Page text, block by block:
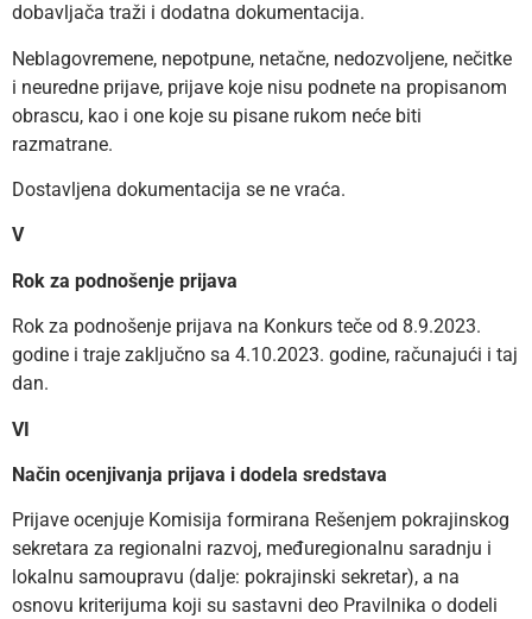
dobavljača traži i dodatna dokumentacija.
Neblagovremene, nepotpune, netačne, nedozvoljene, nečitke
i neuredne prijave, prijave koje nisu podnete na propisanom
obrascu, kao i one koje su pisane rukom neće biti
razmatrane.
Dostavljena dokumentacija se ne vraća.
V
Rok za podnošenje prijava
Rok za podnošenje prijava na Konkurs teče od 8.9.2023.
godine i traje zaključno sa 4.10.2023. godine, računajući i taj
dan.
VI
Način ocenjivanja prijava i dodela sredstava
Prijave ocenjuje Komisija formirana Rešenjem pokrajinskog
sekretara za regionalni razvoj, međuregionalnu saradnju i
lokalnu samoupravu (dalje: pokrajinski sekretar), a na
osnovu kriterijuma koji su sastavni deo Pravilnika o dodeli